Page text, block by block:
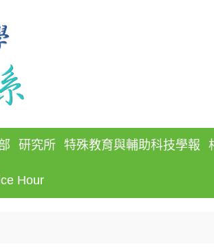
研究所 特殊教育與輔助科技學報
Hour